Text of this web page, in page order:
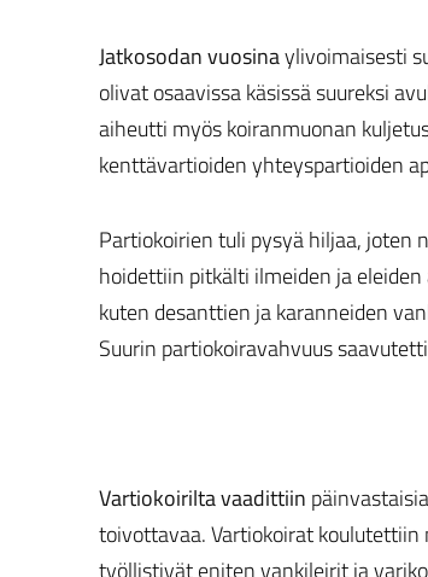
Jatkosodan vuosinaylivoimaisesti
olivat osaavissa käsissä suureksi
aiheutti myös koiranmuonan
kenttävartioiden yhteyspartioiden
Partiokoirien tuli pysyä hiljaa, joten
hoidettiin pitkälti ilmeiden ja
kuten desanttien ja karanneiden
Suurin partiokoiravahvuus
Vartiokoirilta vaadittiin
toivottavaa. Vartiokoirat koulutettiin
työllistivät eniten vankileirit ja